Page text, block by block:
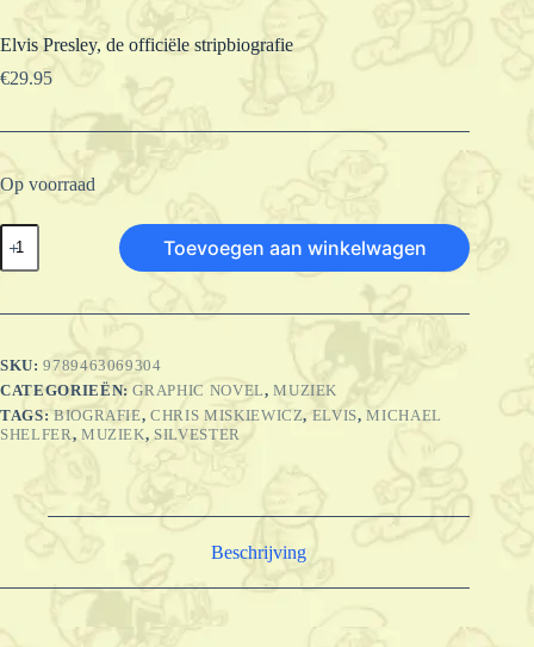
Elvis Presley, de officiële stripbiografie
€29.95
Op voorraad
Elvis
Presley,
de
stripbiografie
Toevoegen aan winkelwagen
SKU:9789463069304
CATEGORIEËN:GRAPHIC NOVEL,MUZIEK
TAGS:BIOGRAFIE,CHRIS MISKIEWICZ, ELVIS,MICHAEL
SHELFER, MUZIEK,SILVESTER
Beschrijving